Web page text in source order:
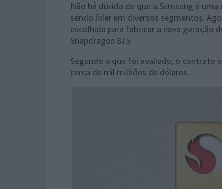
Não há dúvida de que a Samsung é
sendo líder em diversos segmentos.
escolhida para fabricar a nova geração
Snapdragon 875.
Segundo o que foi avaliado, o contrato
cerca de mil milhões de dólares.